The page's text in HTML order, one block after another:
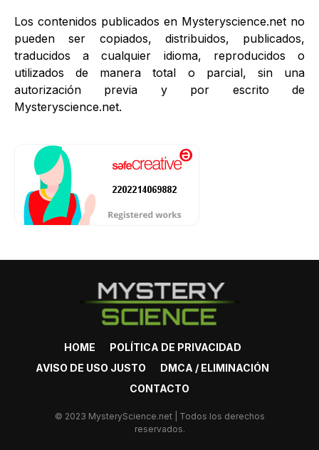
Los contenidos publicados en Mysteryscience.net no
pueden ser copiados, distribuidos, publicados,
traducidos a cualquier idioma, reproducidos o
utilizados de manera total o parcial, sin una
autorización previa y por escrito de
Mysteryscience.net.
HOME
POLÍTICA DE PRIVACIDAD
AVISO DE USO JUSTO
DMCA / ELIMINACIÓN
CONTACTO
© 2023 MysteryScience.net | Todos los derechos
reservados.